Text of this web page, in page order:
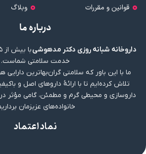
قوانین و مقررات
وبلاگ
درباره ما
داروخانه شبانه روزی دکتر مدهوشی
خدمت سلامتی شماست.
ما با این باور که سلامتی گران‌بهاترین
تلاش کرده‌ایم تا با ارائهٔ داروهای اصل و
داروسازی و محیطی گرم و مطمئن، گامی مؤثر
خانواده‌های عزیزمان
نماد اعتماد